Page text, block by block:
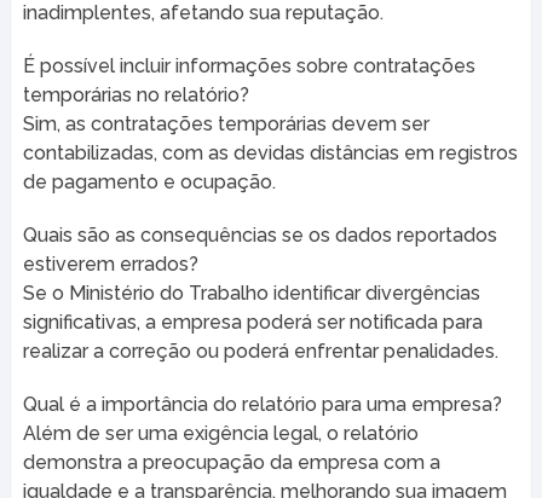
inadimplentes, afetando sua reputação.
É possível incluir informações sobre contratações
temporárias no relatório?
Sim, as contratações temporárias devem ser
contabilizadas, com as devidas distâncias em registros
de pagamento e ocupação.
Quais são as consequências se os dados reportados
estiverem errados?
Se o Ministério do Trabalho identificar divergências
significativas, a empresa poderá ser notificada para
realizar a correção ou poderá enfrentar penalidades.
Qual é a importância do relatório para uma empresa?
Além de ser uma exigência legal, o relatório
demonstra a preocupação da empresa com a
igualdade e a transparência, melhorando sua imagem